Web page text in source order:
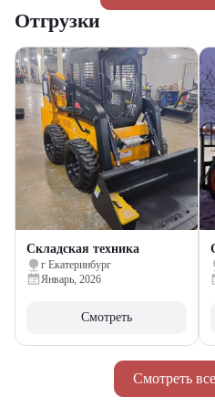
Смотреть
Отгрузки
Складская техника
г Екатеринбург
Январь, 2026
Смотреть